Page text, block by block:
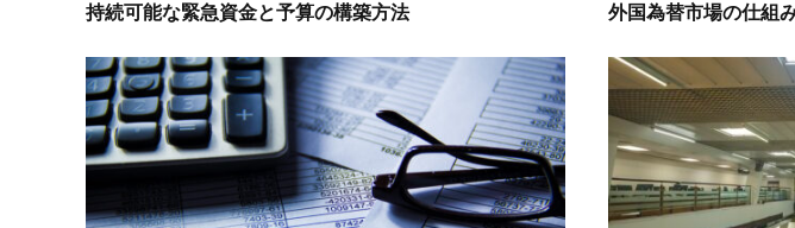
持続可能な緊急資金と予算の構築方法 外国為替市場の仕組